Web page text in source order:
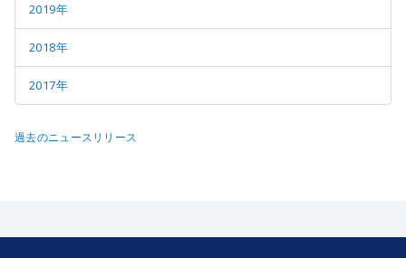
2019年
2018年
2017年
過去のニュースリリース